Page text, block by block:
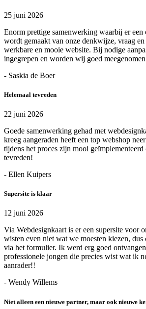
25 juni 2026
Enorm prettige samenwerking waarbij er een
wordt gemaakt van onze denkwijze, vraag en
werkbare en mooie website. Bij nodige
ingegrepen en worden wij goed
- Saskia de Boer
Helemaal tevreden
22 juni 2026
Goede samenwerking gehad met
kreeg aangeraden heeft een top webshop
tijdens het proces zijn mooi geïmplementeerd
tevreden!
- Ellen Kuipers
Supersite is klaar
12 juni 2026
Via Webdesignkaart is er een supersite voor
wisten even niet wat we moesten kiezen, dus
via het formulier. Ik werd erg goed
professionele jongen die precies wist wat ik
aanrader!!
- Wendy Willems
Niet alleen een nieuwe partner, maar ook nieuwe